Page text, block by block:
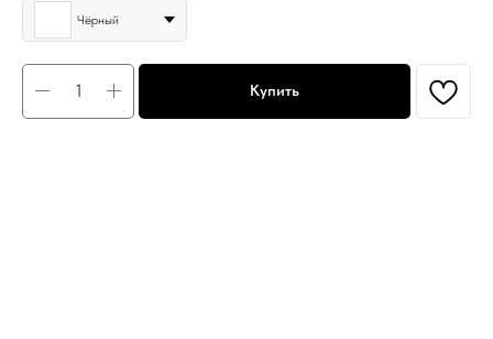
Чёрный
Купить